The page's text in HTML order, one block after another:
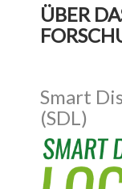
ÜBER
Smart
(SDL)